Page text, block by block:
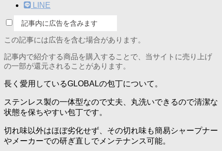
LINE
記事内に広告を含みます
この記事には広告を含む場合があります。
記事内で紹介する商品を購入することで、当サイトに売り上げ
の一部が還元されることがあります。
長く愛用しているGLOBALの包丁について。
ステンレス製の一体型なので丈夫、丸洗いできるので清潔な
状態を保ちやすい包丁です。
切れ味以外はほぼ劣化せず、その切れ味も簡易シャープナー
やメーカーでの研ぎ直しでメンテナンス可能。